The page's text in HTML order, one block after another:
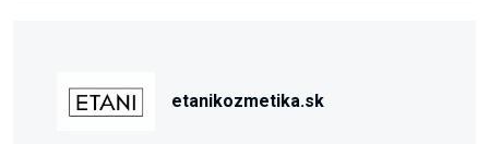
etanikozmetika.sk